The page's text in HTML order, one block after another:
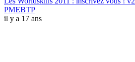
PMEBTP
il y a 17 ans